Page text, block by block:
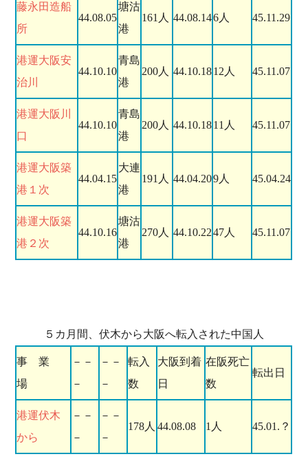
藤永田造船
所
44.08.05
塘沽
港
161人 44.08.146人 45.11.29
港運大阪安
治川
44.10.10
青島
港
200人 44.10.1812人 45.11.07
港運大阪川
口
44.10.10
青島
港
200人 44.10.1811人 45.11.07
港運大阪築
港１次
44.04.15
大連
港
191人 44.04.209人 45.04.24
港運大阪築
港２次
44.10.16
塘沽
港
270人 44.10.2247人 45.11.07
５カ月間、伏木から大阪へ転入された中国人
事 業
場
－－
－
－－
－
転入
数
大阪到着
日
在阪死亡
数
転出日
港運伏木
から
－－
－
－－
－
178人 44.08.08 1人 45.01.？